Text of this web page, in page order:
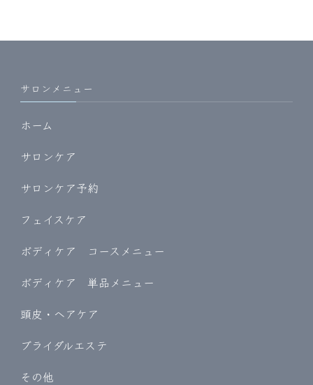
サロンメニュー
ホーム
サロンケア
サロンケア予約
フェイスケア
ボディケア コースメニュー
ボディケア 単品メニュー
頭皮・ヘアケア
ブライダルエステ
その他